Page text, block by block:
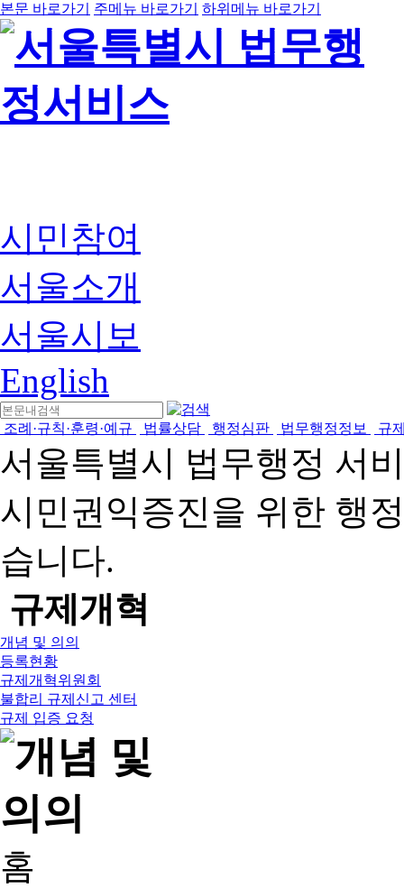
본문 바로가기 주메뉴 바로가기 하위메뉴 바로가기
시민참여
서울소개
서울시보
English
조례·규칙·훈령·예규 법률상담 행정심판 법무행정정보 규
서울특별시 법무행정 서
시민권익증진을 위한 행
습니다.
규제개혁
개념 및 의의
등록현황
규제개혁위원회
불합리 규제신고 센터
규제 입증 요청
홈